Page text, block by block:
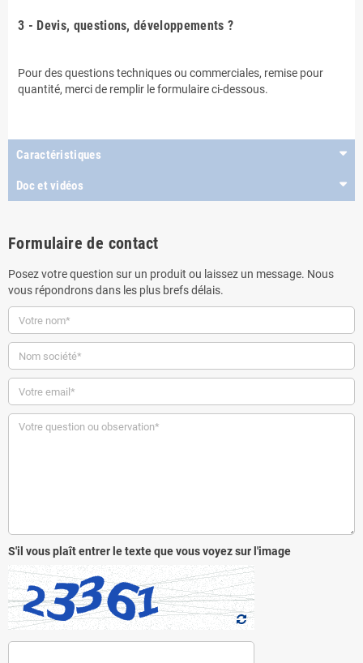
3 - Devis, questions, développements ?
Pour des questions techniques ou commerciales, remise pour
quantité, merci de remplir le formulaire ci-dessous.
Caractéristiques
Doc et vidéos
Formulaire de contact
Posez votre question sur un produit ou laissez un message. Nous
vous répondrons dans les plus brefs délais.
S'il vous plaît entrer le texte que vous voyez sur l'image